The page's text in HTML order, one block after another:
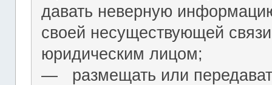
давать неверную
своей несуществующей
юридическим лицом;
― размещать или